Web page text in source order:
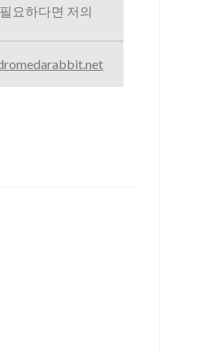
요하다면 저의